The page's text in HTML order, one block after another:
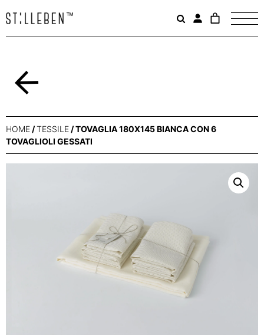
Il
è
HOME /TESSILE / TOVAGLIA 180X145 BIANCA CON 6
TOVAGLIOLI GESSATI